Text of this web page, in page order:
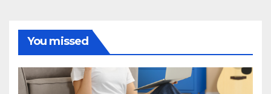
You missed